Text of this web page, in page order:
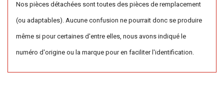
Nos pièces détachées sont toutes des pièces de remplacement
(ou adaptables). Aucune confusion ne pourrait donc se produire
même si pour certaines d'entre elles, nous avons indiqué le
numéro d'origine ou la marque pour en faciliter l'identification.